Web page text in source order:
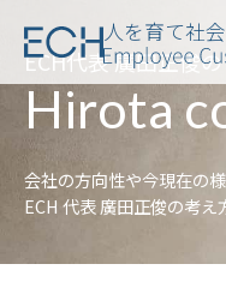
人を育て社
ECH代表 廣田正俊
Hirota
会社の方向性や今現在の
ECH 代表 廣田正俊の考